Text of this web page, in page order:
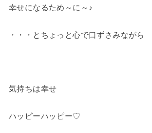
幸せになるため～に～♪
・・・とちょっと心で口ずさみながら
気持ちは幸せ
ハッピーハッピー♡